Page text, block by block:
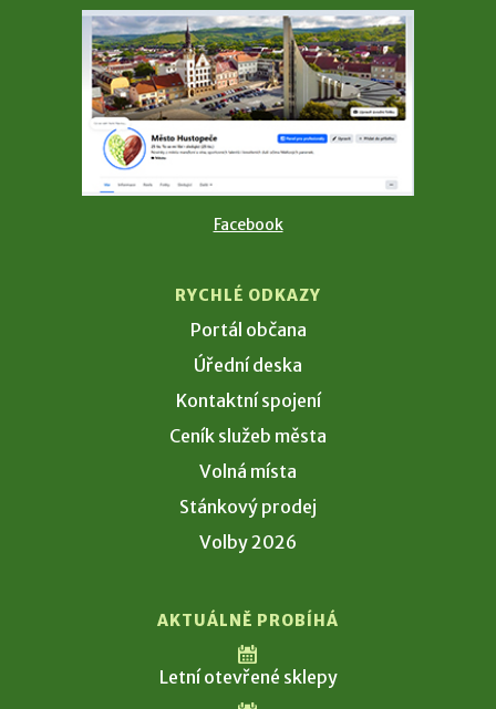
Facebook
RYCHLÉ ODKAZY
Portál občana
Úřední deska
Kontaktní spojení
Ceník služeb města
Volná místa
Stánkový prodej
Volby 2026
AKTUÁLNĚ PROBÍHÁ
Letní otevřené sklepy